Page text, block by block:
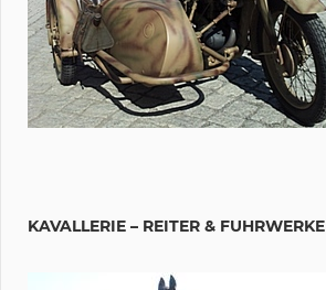
KAVALLERIE – REITER & FUHRWERKE